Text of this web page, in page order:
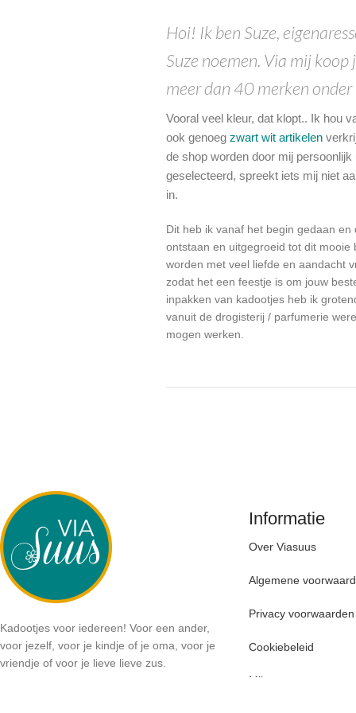
Hoi! Ik ben Suze,
Suze noemen. Via mij
meer dan 40 merken
Vooral veel kleur, dat klopt.. Ik hou
ook genoegzwart wit artikelen
de shop worden door mij persoonlijk
geselecteerd, spreekt iets mij niet
in.
Dit heb ik vanaf het begin gedaan en
ontstaan en uitgegroeid tot dit mooie
worden met veel liefde en aandacht
zodat het een feestje is om jouw
inpakken van kadootjes heb ik
vanuit de drogisterij / parfumerie
mogen werken.
Leukste kadootjes voor
interieurfanaten!
Bekijk meer
Kadootjes voor iedereen! Voor een ander,
voor jezelf, voor je kindje of je oma, voor je
vriendje of voor je lieve lieve zus.
Informatie
Over Viasuus
Algemene
Privacy voorwaarden
Cookiebeleid
Mijn account